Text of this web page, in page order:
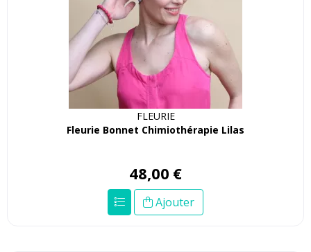
FLEURIE
Fleurie Bonnet Chimiothérapie Lilas
48,00 €
Ajouter